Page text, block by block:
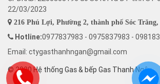
22/03/2023
216 Phú Lợi, Phường 2, thành phố Sóc
Hotline:0977837983 - 0975837983 -
Email: ctygasthanhngan@gmail.com
© 2020 Hệ thống Gas & bếp Gas Thanh Ngân